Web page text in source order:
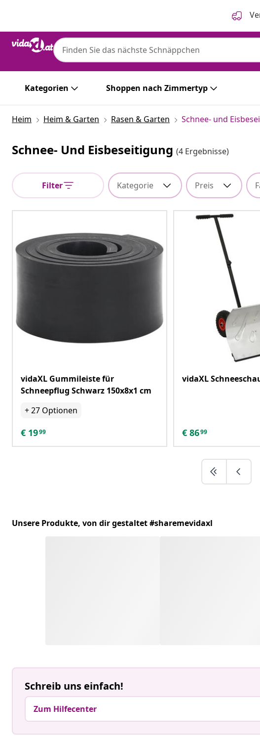
Kategorien Shoppen nach Zimmertyp
Heim Heim & Garten Rasen & Garten Schnee- und
Schnee- Und Eisbeseitigung (4 Ergebnisse)
Filter Kategorie Preis
vidaXL Gummileiste für
Schneepflug Schwarz 150x8x1 cm
+27 Optionen
€ 1999
vidaXL
€ 8699
Unsere Produkte, von dir gestaltet #sharemevidaxl
Schreib uns einfach!
Zum Hilfecenter